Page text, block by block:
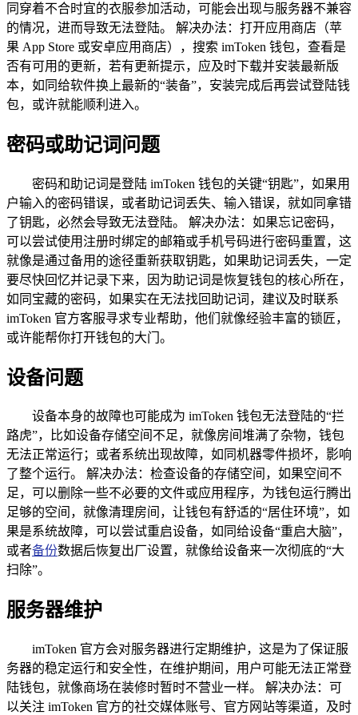
同穿着不合时宜的衣服参加活动，可能会出现与服务器不兼容
的情况，进而导致无法登陆。 解决办法：打开应用商店（苹
果 App Store 或安卓应用商店），搜索 imToken 钱包，查看是
否有可用的更新，若有更新提示，应及时下载并安装最新版
本，如同给软件换上最新的“装备”，安装完成后再尝试登陆钱
包，或许就能顺利进入。
密码或助记词问题
密码和助记词是登陆 imToken 钱包的关键“钥匙”，如果用
户输入的密码错误，或者助记词丢失、输入错误，就如同拿错
了钥匙，必然会导致无法登陆。 解决办法：如果忘记密码，
可以尝试使用注册时绑定的邮箱或手机号码进行密码重置，这
就像是通过备用的途径重新获取钥匙，如果助记词丢失，一定
要尽快回忆并记录下来，因为助记词是恢复钱包的核心所在，
如同宝藏的密码，如果实在无法找回助记词，建议及时联系
imToken 官方客服寻求专业帮助，他们就像经验丰富的锁匠，
或许能帮你打开钱包的大门。
设备问题
设备本身的故障也可能成为 imToken 钱包无法登陆的“拦
路虎”，比如设备存储空间不足，就像房间堆满了杂物，钱包
无法正常运行；或者系统出现故障，如同机器零件损坏，影响
了整个运行。 解决办法：检查设备的存储空间，如果空间不
足，可以删除一些不必要的文件或应用程序，为钱包运行腾出
足够的空间，就像清理房间，让钱包有舒适的“居住环境”，如
果是系统故障，可以尝试重启设备，如同给设备“重启大脑”，
或者备份数据后恢复出厂设置，就像给设备来一次彻底的“大
扫除”。
服务器维护
imToken 官方会对服务器进行定期维护，这是为了保证服
务器的稳定运行和安全性，在维护期间，用户可能无法正常登
陆钱包，就像商场在装修时暂时不营业一样。 解决办法：可
以关注 imToken 官方的社交媒体账号、官方网站等渠道，及时